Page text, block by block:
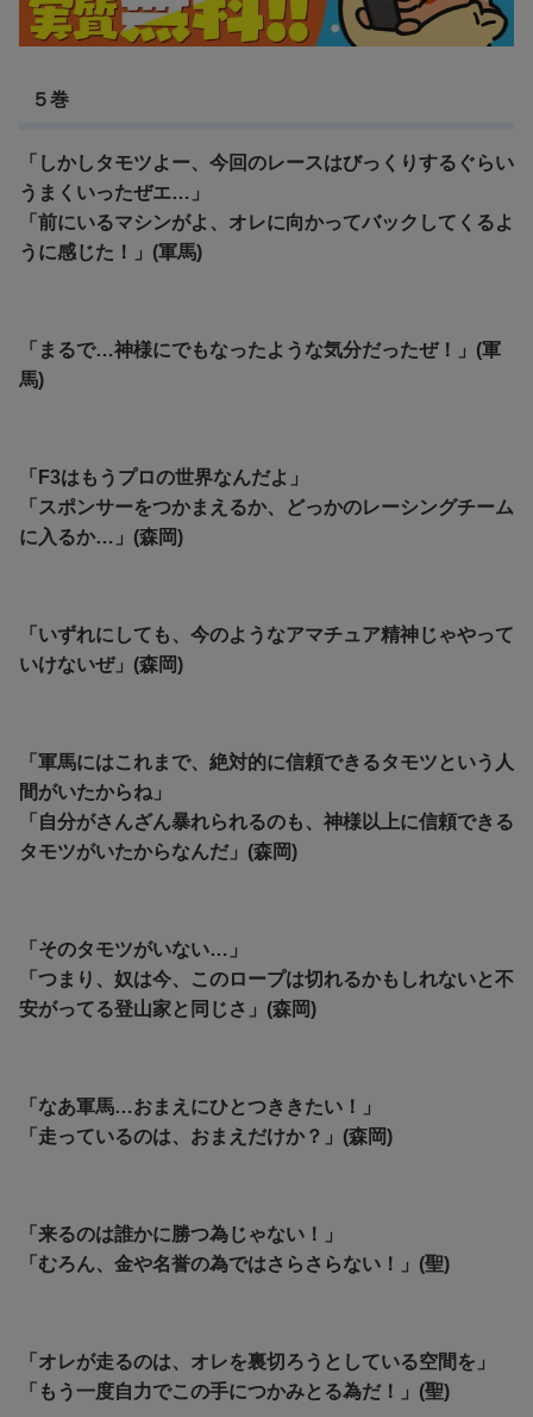
５巻
「しかしタモツよー、今回のレースはびっくりするぐらい
うまくいったぜエ…」
「前にいるマシンがよ、オレに向かってバックしてくるよ
うに感じた！」(軍馬)
「まるで…神様にでもなったような気分だったぜ！」(軍
馬)
「F3はもうプロの世界なんだよ」
「スポンサーをつかまえるか、どっかのレーシングチーム
に入るか…」(森岡)
「いずれにしても、今のようなアマチュア精神じゃやって
いけないぜ」(森岡)
「軍馬にはこれまで、絶対的に信頼できるタモツという人
間がいたからね」
「自分がさんざん暴れられるのも、神様以上に信頼できる
タモツがいたからなんだ」(森岡)
「そのタモツがいない…」
「つまり、奴は今、このロープは切れるかもしれないと不
安がってる登山家と同じさ」(森岡)
「なあ軍馬…おまえにひとつききたい！」
「走っているのは、おまえだけか？」(森岡)
「来るのは誰かに勝つ為じゃない！」
「むろん、金や名誉の為ではさらさらない！」(聖)
「オレが走るのは、オレを裏切ろうとしている空間を」
「もう一度自力でこの手につかみとる為だ！」(聖)